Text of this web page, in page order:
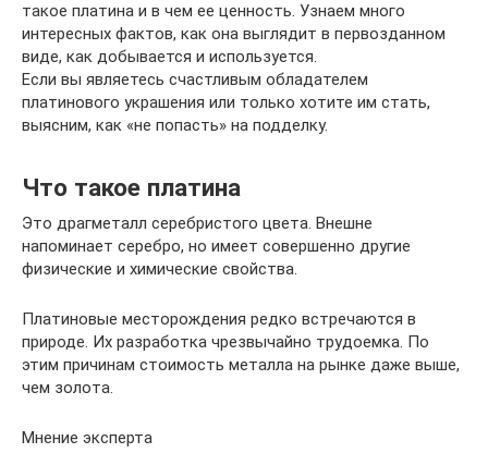
такое платина и в чем ее ценность. Узнаем много
интересных фактов, как она выглядит в первозданном
виде, как добывается и используется.
Если вы являетесь счастливым обладателем
платинового украшения или только хотите им стать,
выясним, как «не попасть» на подделку.
Что такое платина
Это драгметалл серебристого цвета. Внешне
напоминает серебро, но имеет совершенно другие
физические и химические свойства.
Платиновые месторождения редко встречаются в
природе. Их разработка чрезвычайно трудоемка. По
этим причинам стоимость металла на рынке даже выше,
чем золота.
Мнение эксперта